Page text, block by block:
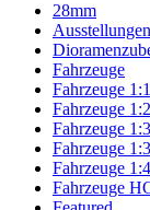
28mm
Ausstellungen
Fahrzeuge
Fahrzeuge
Fahrzeuge
Fahrzeuge
Fahrzeuge
Fahrzeuge
Fahrzeuge